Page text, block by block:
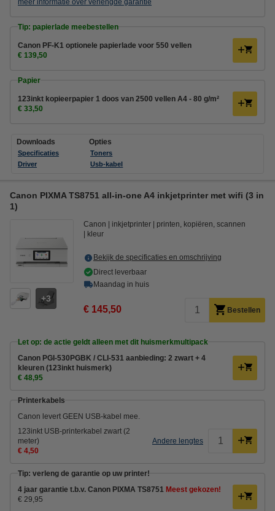
Tip: papierlade meebestellen
Canon PF-K1 optionele papierlade voor 550 vellen
€ 139,50
Papier
123inkt kopieerpapier 1 doos van 2500 vellen A4 - 80 g/m²
€ 33,50
Downloads
Specificaties
Driver
Opties
Toners
Usb-kabel
Canon PIXMA TS8751 all-in-one A4 inkjetprinter met wifi (3 in
1)
3
Canon inkjetprinter
printen, kopiëren, scannen
kleur
Bekijk de specificaties en omschrijving
Direct leverbaar
Maandag in huis
€ 145,50 Bestellen
Let op: de actie geldt alleen met dit huismerkmultipack
Canon PGI-530PGBK / CLI-531 aanbieding: 2 zwart + 4
kleuren (123inkt huismerk)
€ 48,95
Printerkabels
Canon levert GEEN USB-kabel mee.
123inkt USB-printerkabel zwart (2
meter)
€ 4,50
Andere lengtes
Tip: verleng de garantie op uw printer!
4 jaar garantie t.b.v. Canon PIXMA TS8751 Meest gekozen!
€ 29,95